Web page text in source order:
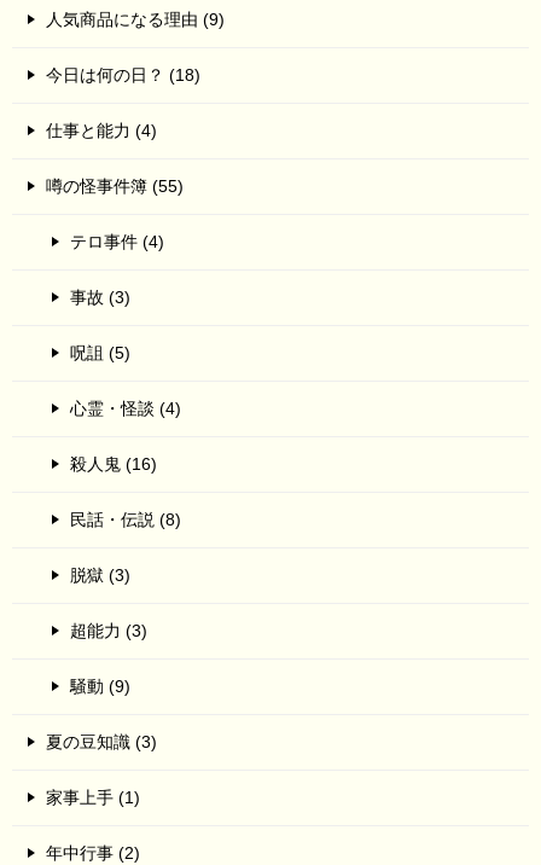
人気商品になる理由 (9)
今日は何の日？ (18)
仕事と能力 (4)
噂の怪事件簿 (55)
テロ事件 (4)
事故 (3)
呪詛 (5)
心霊・怪談 (4)
殺人鬼 (16)
民話・伝説 (8)
脱獄 (3)
超能力 (3)
騒動 (9)
夏の豆知識 (3)
家事上手 (1)
年中行事 (2)